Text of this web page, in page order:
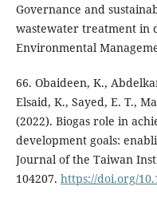
Governance and
wastewater treatment in
Environmental
66. Obaideen, K.,
Elsaid, K., Sayed, E. T.,
(2022). Biogas role in
development goals:
Journal of the Taiwan
104207. https://doi.org/